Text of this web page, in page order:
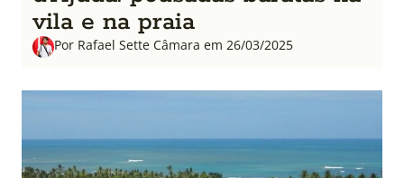
vila e na praia
Por Rafael Sette Câmara em 26/03/2025